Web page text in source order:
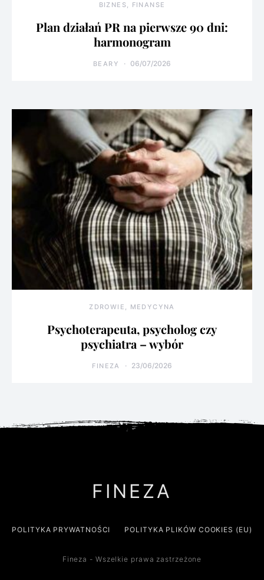
BIZNES, FINANSE
Plan działań PR na pierwsze 90 dni:
harmonogram
BEARY 06/07/2026
ZDROWIE, MEDYCYNA
Psychoterapeuta, psycholog czy
psychiatra – wybór
FINEZA 23/06/2026
FINEZA
POLITYKA PRYWATNOŚCI POLITYKA PLIKÓW COOKIES (EU)
Fineza - Wszelkie prawa zastrzeżone